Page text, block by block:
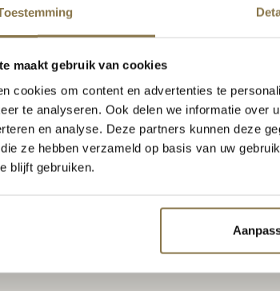
maakt gebruik van cookies
cookies om content en advertenties te
te analyseren. Ook delen we informatie over
en analyse. Deze partners kunnen deze
ze hebben verzameld op basis van uw
blijft gebruiken.